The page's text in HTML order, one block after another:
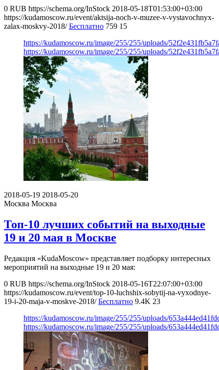
0 RUB https://schema.org/InStock 2018-05-18T01:53:00+03:00
https://kudamoscow.ru/event/aktsija-noch-v-muzee-v-vystavochnyx-
zalax-moskvy-2018/ Бесплатно 759 15
https://kudamoscow.ru/image/255/255/uploads/
https://kudamoscow.ru/image/255/255/uploads/
2018-05-19 2018-05-20
Москва Москва
Топ-10 лучших событий на выходные
19 и 20 мая в Москве
Редакция «KudaMoscow» представляет подборку интересных
мероприятий на выходные 19 и 20 мая:
0 RUB https://schema.org/InStock 2018-05-16T22:07:00+03:00
https://kudamoscow.ru/event/top-10-luchshix-sobytij-na-vyxodnye-
19-i-20-maja-v-moskve-2018/ Бесплатно 9.4K 23
https://kudamoscow.ru/image/255/255/uploads/
https://kudamoscow.ru/image/255/255/uploads/